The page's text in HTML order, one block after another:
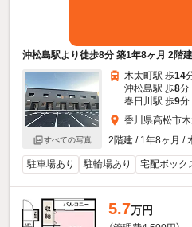
沖松島駅より徒歩8分 築1年8ヶ月 2階
すべての写真
木太町駅 歩14
沖松島駅 歩8分
春日川駅 歩9分
香川県高松市
2階建 / 1年8ヶ月 /
駐車場あり 駐輪場あり 宅配ボック
5.7万円